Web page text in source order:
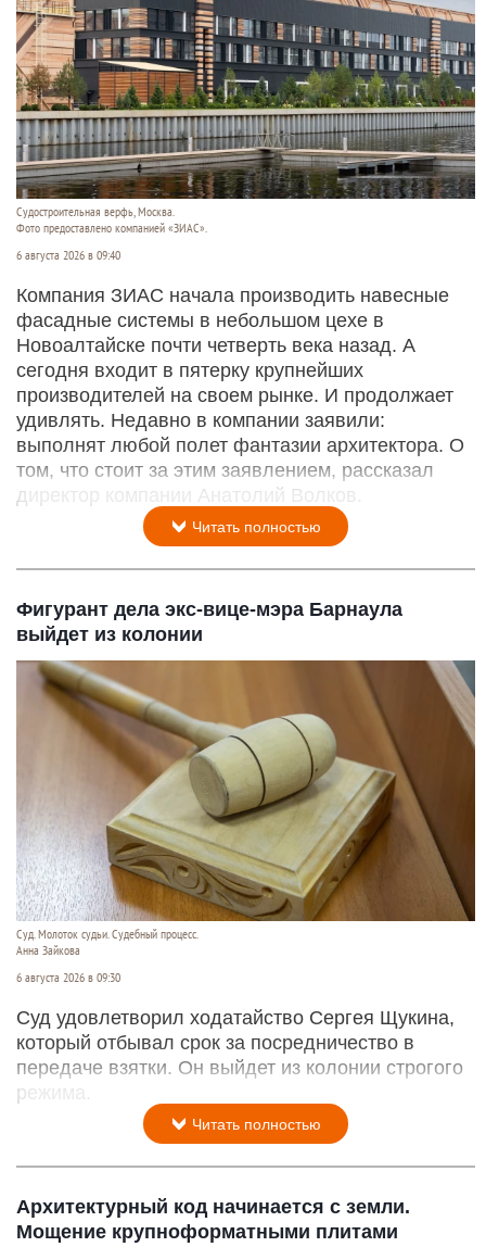
Судостроитель­ная верфь, Москва.
Фото предоставлено компанией «ЗИАС».
6 августа 2026 в 09:40
Компания ЗИАС начала производить навесные
фасадные системы в небольшом цехе в
Новоалтайске почти четверть века назад. А
сегодня входит в пятерку крупнейших
производителей на своем рынке. И продолжает
удивлять. Недавно в компании заявили:
выполнят любой полет фантазии архитектора. О
том, что стоит за этим заявлением, рассказал
директор компании Анатолий Волков.
Читать полностью
Фигурант дела экс-вице-мэра Барнаула
выйдет из колонии
Суд. Молоток судьи. Судебный процесс.
Анна Зайкова
6 августа 2026 в 09:30
Суд удовлетворил ходатайство Сергея Щукина,
который отбывал срок за посредничество в
передаче взятки. Он выйдет из колонии строгого
режима.
Читать полностью
Архитектурный код начинается с земли.
Мощение крупноформатными плитами